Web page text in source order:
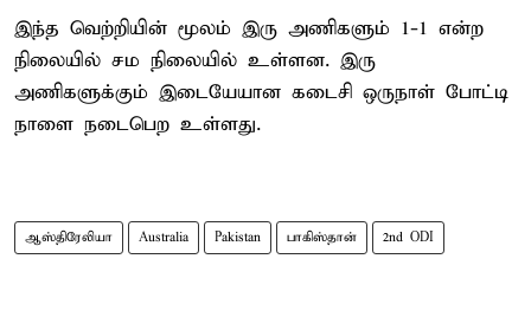
இந்த வெற்றியின் மூலம் இரு அணிகளும் 1-1 என்ற
நிலையில் சம நிலையில் உள்ளன. இரு
அணிகளுக்கும் இடையேயான கடைசி ஒருநாள் போட்டி
நாளை நடைபெற உள்ளது.
ஆஸ்திரேலியா Australia Pakistan பாகிஸ்தான் 2nd ODI